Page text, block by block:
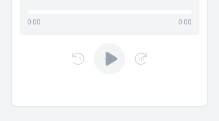
0:00 0:00
15 30